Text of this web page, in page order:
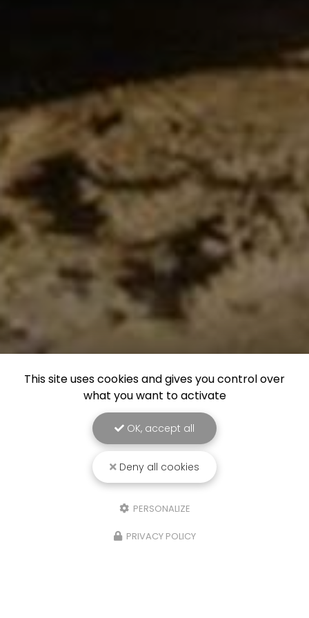
This site uses cookies and gives you control over
what you want to activate
OK, accept all
Deny all cookies
PERSONALIZE
PRIVACY POLICY